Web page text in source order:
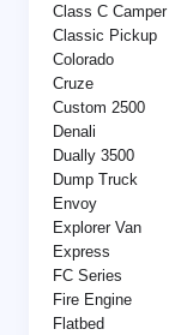
Class C Camper
Classic Pickup
Colorado
Cruze
Custom 2500
Denali
Dually 3500
Dump Truck
Envoy
Explorer Van
Express
FC Series
Fire Engine
Flatbed